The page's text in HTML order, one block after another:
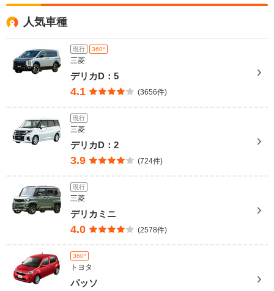
人気車種
現行 360°
三菱
デリカD：5
4.1 (3656件)
現行
三菱
デリカD：2
3.9 (724件)
現行
三菱
デリカミニ
4.0 (2578件)
360°
トヨタ
パッソ